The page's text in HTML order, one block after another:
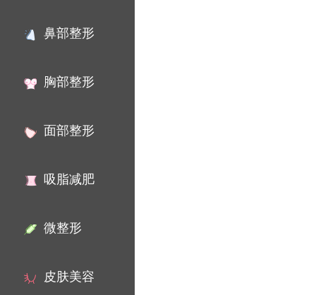
鼻部整形
胸部整形
面部整形
吸脂减肥
微整形
皮肤美容